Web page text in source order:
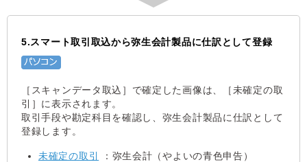
5.スマート取引取込から弥生会計製品に仕訳として登録
［スキャンデータ取込］で確定した画像は、［未確定の取
引］に表示されます。
取引手段や勘定科目を確認し、弥生会計製品に仕訳として
登録します。
未確定の取引 ：弥生会計（やよいの青色申告）